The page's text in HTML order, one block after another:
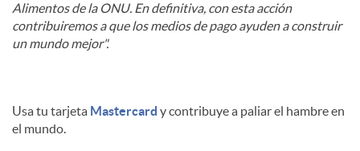
Alimentos de la ONU. En definitiva, con esta acción
contribuiremos a que los medios de pago ayuden a construir
un mundo mejor".
Usa tu tarjeta Mastercard y contribuye a paliar el hambre en
el mundo.